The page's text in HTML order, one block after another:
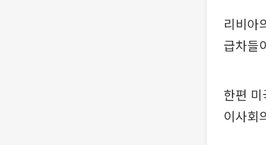
리비아
급차들
한편
이사회